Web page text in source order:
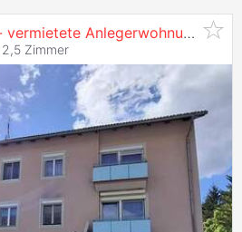
vermietete Anlegerwohnung
2,5 Zimmer